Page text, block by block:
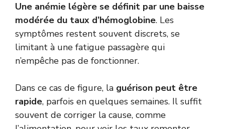
Une anémie légère se définit par une baisse
modérée du taux d’hémoglobine. Les
symptômes restent souvent discrets, se
limitant à une fatigue passagère qui
n’empêche pas de fonctionner.
Dans ce cas de figure, la guérison peut être
rapide, parfois en quelques semaines. Il suffit
souvent de corriger la cause, comme